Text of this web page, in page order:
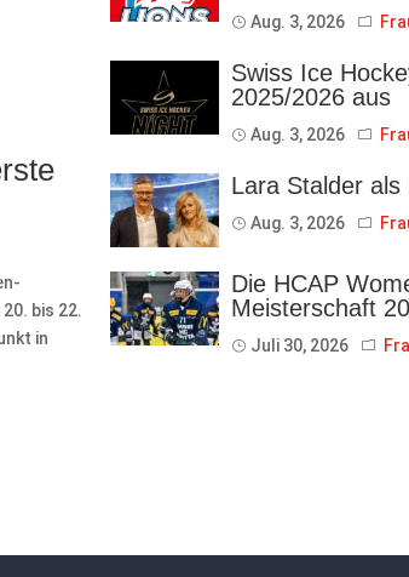
bis 22.
in
Aug. 3, 2026
Swiss Ice
2025/2026 aus
Aug. 3, 2026
Lara Stalder
Aug. 3, 2026
Die HCAP
Meisterschaft
Juli 30, 2026